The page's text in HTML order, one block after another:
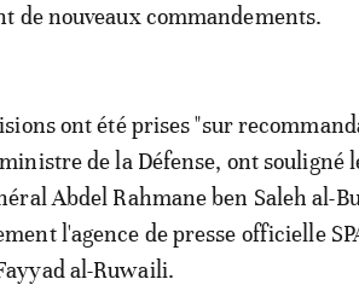
de nouveaux commandements.
ont été prises "sur
de la Défense, ont souligné
Abdel Rahmane ben Saleh al-
l'agence de presse officielle
al-Ruwaili.